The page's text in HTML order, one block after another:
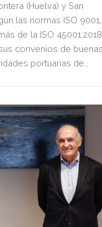
(Huelva) y San
las normas ISO 9001,
de la ISO
convenios de
portuarias de